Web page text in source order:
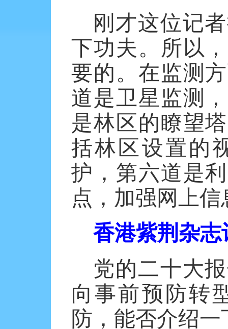
刚才这位记
下功夫。所以
要的。在监测
道是卫星监测
是林区的瞭望
括林区设置的
护，第六道是
点，加强网上
香港紫荆杂志
党的二十大
向事前预防转
防，能否介绍